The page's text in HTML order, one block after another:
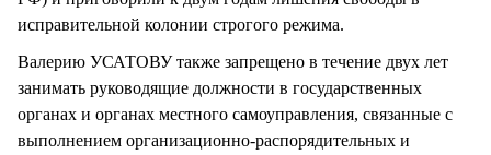
исправительной колонии строгого режима.
Валерию УСАТОВУ также запрещено в течение двух лет
занимать руководящие должности в государственных
органах и органах местного самоуправления, связанные с
выполнением организационно-распорядительных и